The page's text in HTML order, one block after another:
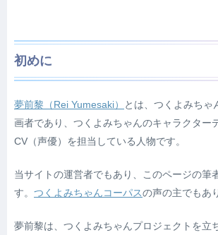
初めに
夢前黎（Rei Yumesaki）
とは、つくよみちゃ
画者であり、つくよみちゃんのキャラクター
CV （声優） を担当している人物です。
当サイトの運営者でもあり、このページの筆
す。 つくよみちゃんコーパスの声の主でもあ
夢前黎は、つくよみちゃんプロジェクトを立